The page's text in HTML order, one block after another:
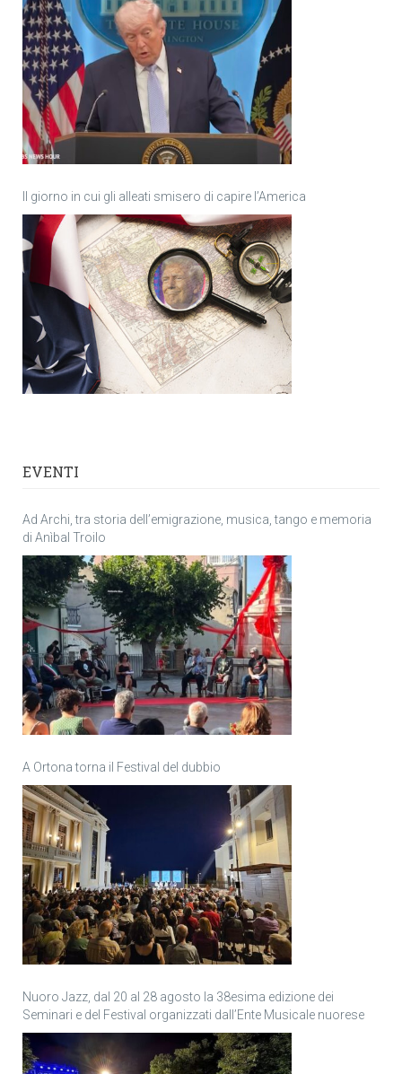
Il giorno in cui gli alleati smisero di capire l’America
EVENTI
Ad Archi, tra storia dell’emigrazione, musica, tango e memoria
di Anìbal Troilo
A Ortona torna il Festival del dubbio
Nuoro Jazz, dal 20 al 28 agosto la 38esima edizione dei
Seminari e del Festival organizzati dall’Ente Musicale nuorese